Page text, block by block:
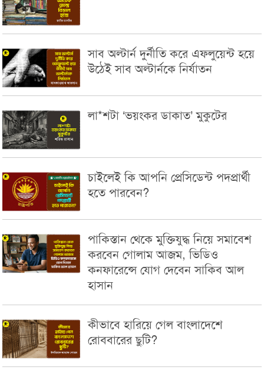
সাব অল্টার্ন দুর্নীতি করে এফলুয়েন্ট হয়ে
উঠেই সাব অল্টার্নকে নির্যাতন
লা*শটা ‘ভয়ংকর ডাকাত’ মুকুটের
চাইলেই কি আপনি প্রেসিডেন্ট পদপ্রার্থী
হতে পারবেন?
পাকিস্তান থেকে মুক্তিযুদ্ধ নিয়ে সমাবেশ
করবেন গোলাম আজম, ভিডিও
কনফারেন্সে যোগ দেবেন সাকিব আল
হাসান
কীভাবে হারিয়ে গেল বাংলাদেশে
রোববারের ছুটি?